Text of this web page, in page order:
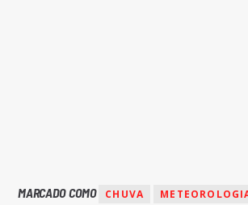
MARCADO COMO CHUVA